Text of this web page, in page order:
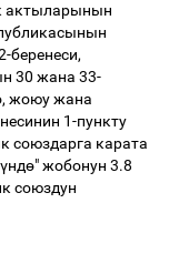
актыларынын
30 жана 33-
жоюу жана
1-пункту
союздарга карата
үндө" жобонун 3.8
союздун